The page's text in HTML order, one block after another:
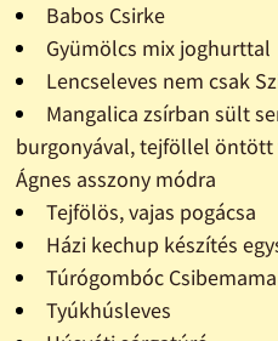
Babos Csirke
Gyümölcs mix joghurttal
Lencseleves nem csak
Mangalica zsírban sült
burgonyával, tejföllel öntött
Ágnes asszony módra
Tejfölös, vajas pogácsa
Házi kechup készítés
Túrógombóc
Tyúkhúsleves